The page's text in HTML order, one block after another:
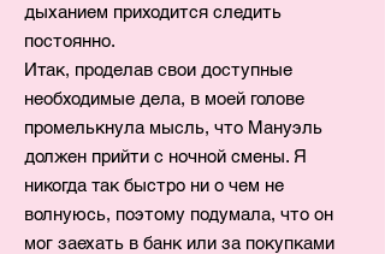
дыханием приходится следить
постоянно.
Итак, проделав свои доступные
необходимые дела, в моей голове
промелькнула мысль, что Мануэль
должен прийти с ночной смены. Я
никогда так быстро ни о чем не
волнуюсь, поэтому подумала, что он
мог заехать в банк или за покупками